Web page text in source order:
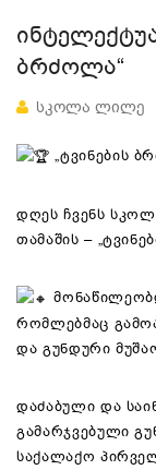
ᲑᲠᲫᲝᲚᲐ“
ᲡᲙᲝᲚᲐ ᲚᲘᲚᲔ
„ტვინების
დღეს ჩვენს
თამაშის –
რომლებმაც
და გუნდური
დაძაბული და
გამარჯვებული
საქალაქო